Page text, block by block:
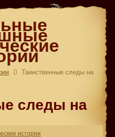
Таинственные следы на
следы на
истории